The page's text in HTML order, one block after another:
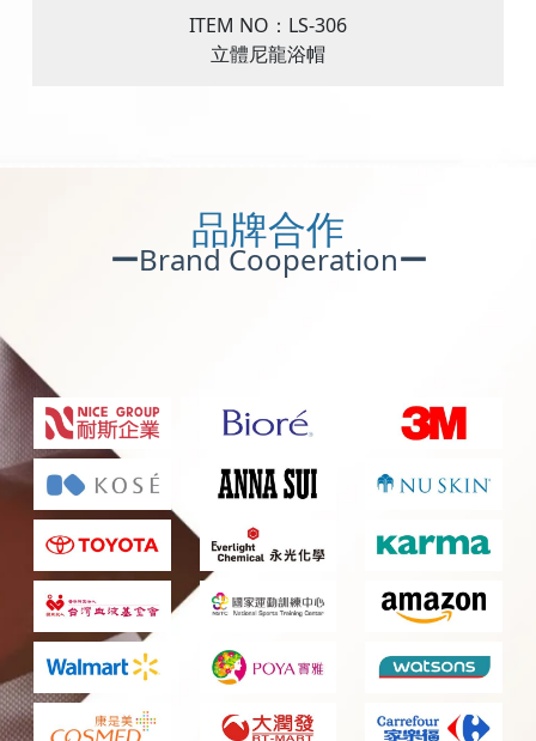
ITEM NO：LS-306
立體尼龍浴帽
品牌合作
ーBrand Cooperationー